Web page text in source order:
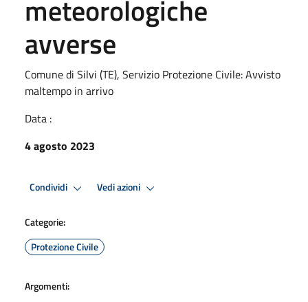
meteorologiche
avverse
Comune di Silvi (TE), Servizio Protezione Civile: Avvisto
maltempo in arrivo
Data :
4 agosto 2023
Condividi Vedi azioni
Categorie:
Protezione Civile
Argomenti: